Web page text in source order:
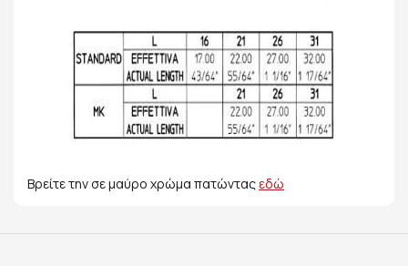
Βρείτε την σε μαύρο χρώμα πατώνταςεδώ